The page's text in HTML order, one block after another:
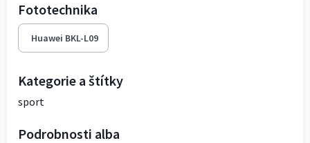
Fototechnika
Huawei BKL-L09
Kategorie a štítky
sport
Podrobnosti alba